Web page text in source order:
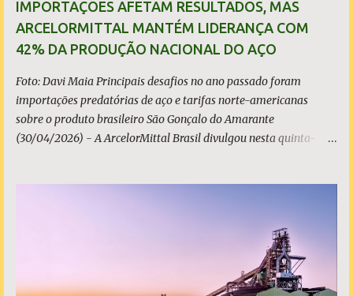
IMPORTAÇÕES AFETAM RESULTADOS, MAS
ARCELORMITTAL MANTÉM LIDERANÇA COM
42% DA PRODUÇÃO NACIONAL DO AÇO
Foto: Davi Maia Principais desafios no ano passado foram
importações predatórias de aço e tarifas norte-americanas
sobre o produto brasileiro São Gonçalo do Amarante
(30/04/2026) - A ArcelorMittal Brasil divulgou nesta quinta-
e operacionais da organização e de todo o setor do aço brasileiro.
Ainda assim, a empresa manteve-se como líder no Brasil, com
42% da produção nacional de aço bruto, os investimentos
programados e permaneceu firme em seus valores de segurança,